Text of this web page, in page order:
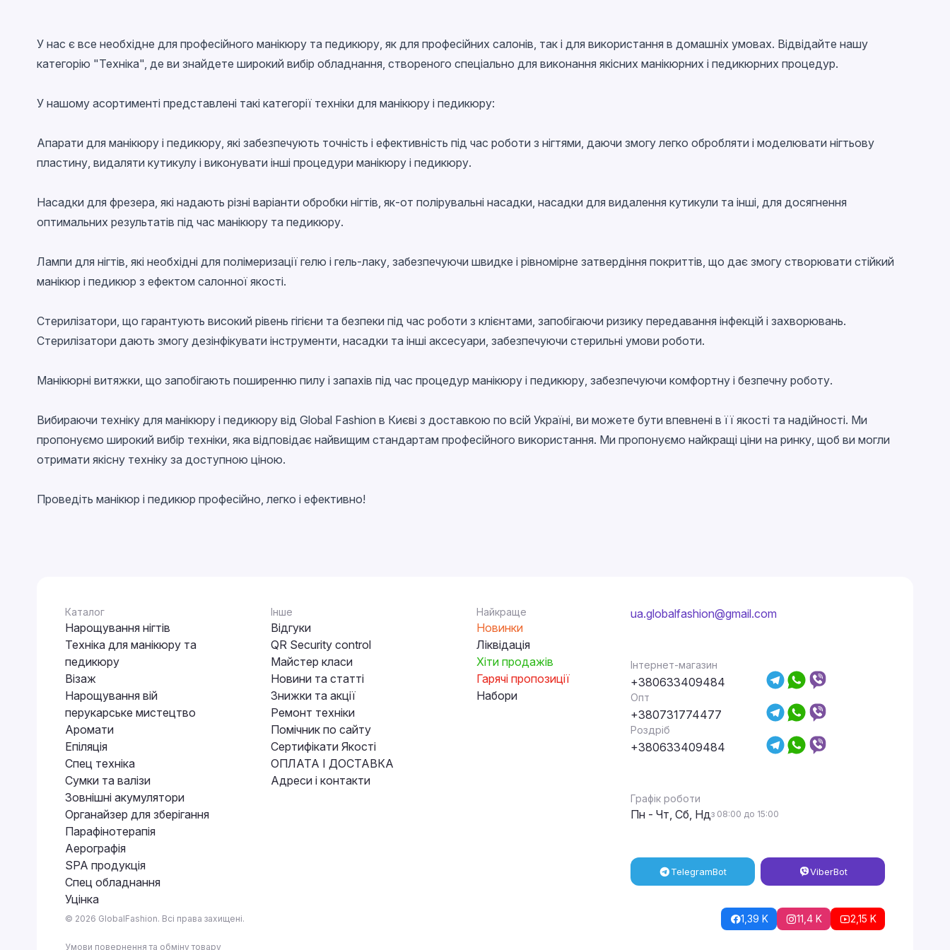
Chameleon
Metallic
Neon
Cветящийся в темноте
У нас є все необхідне для професійного манікюру та педикюру, як для професійних салонів, так і для використання в домашніх умовах. Відвідайте нашу
категорію "Техніка", де ви знайдете широкий вибір обладнання, створеного спеціально для виконання якісних манікюрних і педикюрних процедур.
У нашому асортименті представлені такі категорії техніки для манікюру і педикюру:
Апарати для манікюру і педикюру, які забезпечують точність і ефективність під час роботи з нігтями, даючи змогу легко обробляти і моделювати нігтьову
пластину, видаляти кутикулу і виконувати інші процедури манікюру і педикюру.
Насадки для фрезера, які надають різні варіанти обробки нігтів, як-от полірувальні насадки, насадки для видалення кутикули та інші, для досягнення
оптимальних результатів під час манікюру та педикюру.
Лампи для нігтів, які необхідні для полімеризації гелю і гель-лаку, забезпечуючи швидке і рівномірне затвердіння покриттів, що дає змогу створювати стійкий
манікюр і педикюр з ефектом салонної якості.
Стерилізатори, що гарантують високий рівень гігієни та безпеки під час роботи з клієнтами, запобігаючи ризику передавання інфекцій і захворювань.
Стерилізатори дають змогу дезінфікувати інструменти, насадки та інші аксесуари, забезпечуючи стерильні умови роботи.
Манікюрні витяжки, що запобігають поширенню пилу і запахів під час процедур манікюру і педикюру, забезпечуючи комфортну і безпечну роботу.
Вибираючи техніку для манікюру і педикюру від Global Fashion в Києві з доставкою по всій Україні, ви можете бути впевнені в її якості та надійності. Ми
пропонуємо широкий вибір техніки, яка відповідає найвищим стандартам професійного використання. Ми пропонуємо найкращі ціни на ринку, щоб ви могли
отримати якісну техніку за доступною ціною.
Проведіть манікюр і педикюр професійно, легко і ефективно!
Каталог
Нарощування нігтів
Техніка для манікюру та
педикюру
Візаж
Нарощування вій
перукарське мистецтво
Аромати
Епіляція
Спец техніка
Сумки та валізи
Зовнішні акумулятори
Органайзер для зберігання
Парафінотерапія
Аерографія
SPA продукція
Спец обладнання
Уцінка
Інше
Відгуки
QR Security control
Майстер класи
Новини та статті
Знижки та акції
Ремонт техніки
Помічник по сайту
Сертифікати Якості
ОПЛАТА І ДОСТАВКА
Адреси і контакти
Найкраще
Новинки
Ліквідація
Хіти продажів
Гарячі пропозиції
Набори
ua.globalfashion@gmail.com
Інтернет-магазин
+380633409484
Опт
+380731774477
Роздріб
+380633409484
Графік роботи
Пн - Чт, Сб, Ндз 08:00 до 15:00
TelegramBot ViberBot
© 2026 GlobalFashion. Всі права захищені. 1,39 K 11,4 K 2,15 K
Умови повернення та обміну товару